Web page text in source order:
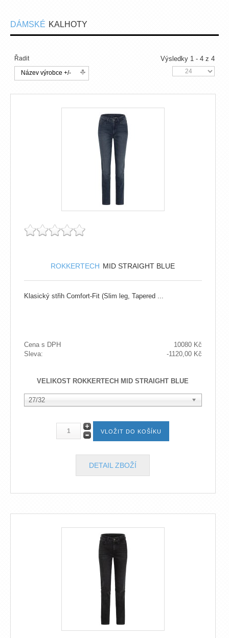
DÁMSKÉ KALHOTY
Řadit
Název výrobce +/-
Výsledky 1 - 4 z 4
ROKKERTECH MID STRAIGHT BLUE
Klasický střih Comfort-Fit (Slim leg, Tapered ...
Cena s DPH
10080 Kč
Sleva:
-1120,00 Kč
VELIKOST ROKKERTECH MID STRAIGHT BLUE
27/32
DETAIL ZBOŽÍ